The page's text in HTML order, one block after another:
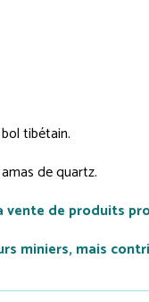
tibétain.
de quartz.
de produits
miniers, mais